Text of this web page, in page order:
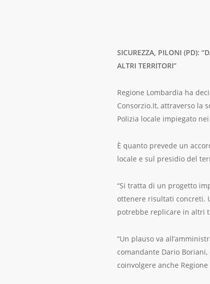
SICUREZZA, PILONI (PD):
ALTRI TERRITORI”
Regione Lombardia ha
Consorzio.It, attraverso la
Polizia locale impiegato
È quanto prevede un
locale e sul presidio del
“Si tratta di un progetto
ottenere risultati concreti.
potrebbe replicare in altri
“Un plauso va
comandante Dario
coinvolgere anche